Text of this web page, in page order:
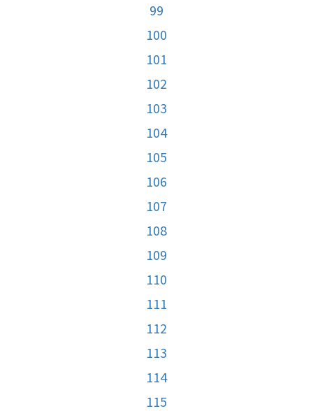
99
100
101
102
103
104
105
106
107
108
109
110
111
112
113
114
115